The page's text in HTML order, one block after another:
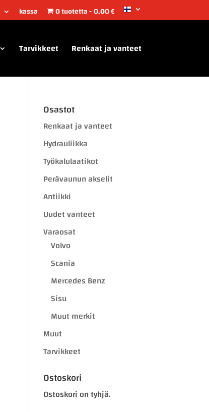
kassa 0 tuotetta 0,00 €
Tarvikkeet Renkaat ja vanteet
Osastot
Renkaat ja vanteet
Hydrauliikka
Työkalulaatikot
Perävaunun akselit
Antiikki
Uudet vanteet
Varaosat
Volvo
Scania
Mercedes Benz
Sisu
Muut merkit
Muut
Tarvikkeet
Ostoskori
Ostoskori on tyhjä.